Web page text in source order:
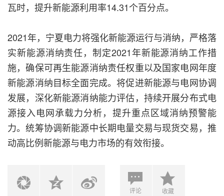
瓦时，提升新能源利用率14.31个百分点。
2021年，宁夏电力将强化新能源运行与消纳，严格落
实新能源消纳责任，制定2021年新能源消纳工作措
施，确保可再生能源消纳责任权重以及国家电网年度
新能源消纳目标全面完成。将促进新能源与电网协调
发展，深化新能源消纳能力评估，持续开展分布式电
源接入电网承载力分析，提升重点区域消纳预警能
力。统筹协调新能源中长期电量交易与现货交易，推
动高比例新能源与电力市场的有效衔接。
评论 收藏